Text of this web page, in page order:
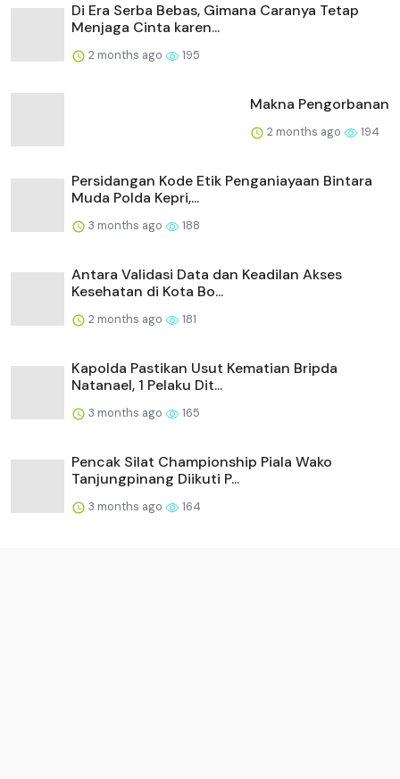
Di Era Serba Bebas, Gimana Caranya Tetap
Menjaga Cinta karen...
2 months ago 195
Makna Pengorbanan
2 months ago 194
Persidangan Kode Etik Penganiayaan Bintara
Muda Polda Kepri,...
3 months ago 188
Antara Validasi Data dan Keadilan Akses
Kesehatan di Kota Bo...
2 months ago 181
Kapolda Pastikan Usut Kematian Bripda
Natanael, 1 Pelaku Dit...
3 months ago 165
Pencak Silat Championship Piala Wako
Tanjungpinang Diikuti P...
3 months ago 164